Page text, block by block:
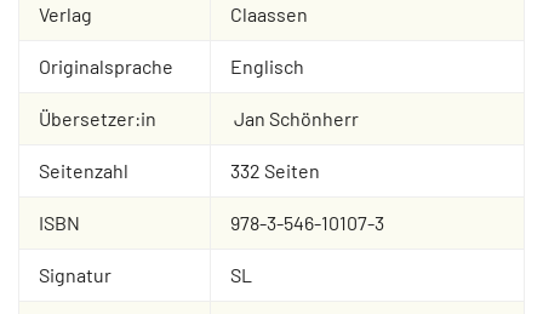
Verlag Claassen
Originalsprache Englisch
Übersetzer:in Jan Schönherr
Seitenzahl 332 Seiten
ISBN 978-3-546-10107-3
Signatur SL